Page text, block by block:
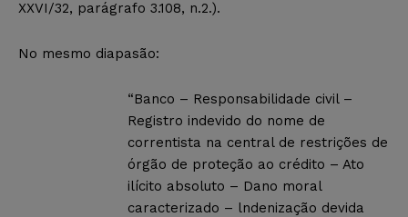
XXVI/32, parágrafo 3.108, n.2.).
No mesmo diapasão:
“Banco – Responsabilidade civil –
Registro indevido do nome de
correntista na central de restrições de
órgão de proteção ao crédito – Ato
ilícito absoluto – Dano moral
caracterizado – lndenização devida